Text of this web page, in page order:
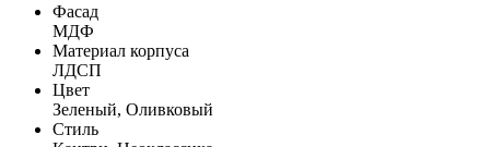
Фасад
МДФ
Материал корпуса
ЛДСП
Цвет
Зеленый, Оливковый
Стиль